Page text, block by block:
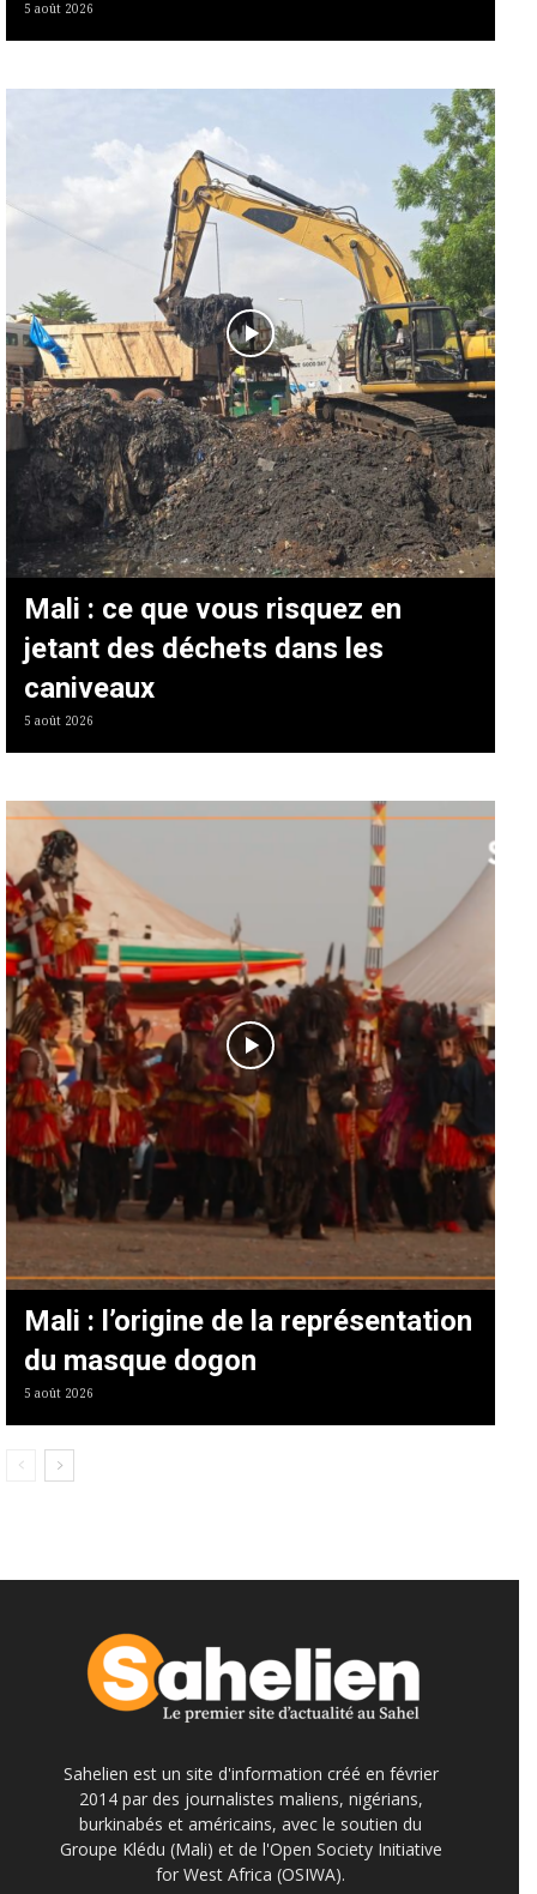
5 août 2026
Mali : ce que vous risquez en
jetant des déchets dans les
caniveaux
5 août 2026
Mali : l’origine de la représentation
du masque dogon
5 août 2026
Sahelien est un site d'information créé en février
2014 par des journalistes maliens, nigérians,
burkinabés et américains, avec le soutien du
Groupe Klédu (Mali) et de l'Open Society Initiative
for West Africa (OSIWA).